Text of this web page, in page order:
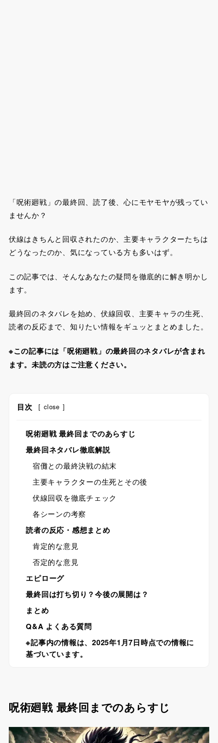
「呪術廻戦」の最終回、読了後、心にモヤモヤが残ってい
ませんか？
伏線はきちんと回収されたのか、主要キャラクターたちは
どうなったのか、気になっている方も多いはず。
この記事では、そんなあなたの疑問を徹底的に解き明かし
ます。
最終回のネタバレを始め、伏線回収、主要キャラの生死、
読者の反応まで、知りたい情報をギュッとまとめました。
※この記事には「呪術廻戦」の最終回のネタバレが含まれ
ます。未読の方はご注意ください。
目次 [ close ]
呪術廻戦 最終回までのあらすじ
最終回ネタバレ徹底解説
宿儺との最終決戦の結末
主要キャラクターの生死とその後
伏線回収を徹底チェック
各シーンの考察
読者の反応・感想まとめ
肯定的な意見
否定的な意見
エピローグ
最終回は打ち切り？今後の展開は？
まとめ
Q&A よくある質問
※記事内の情報は、2025年1月7日時点での情報に
基づいています。
呪術廻戦 最終回までのあらすじ